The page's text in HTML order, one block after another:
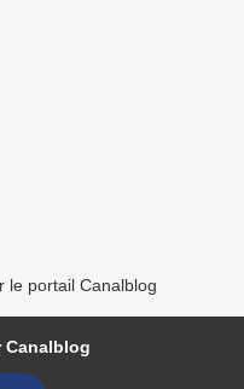
le portail Canalblog
Canalblog